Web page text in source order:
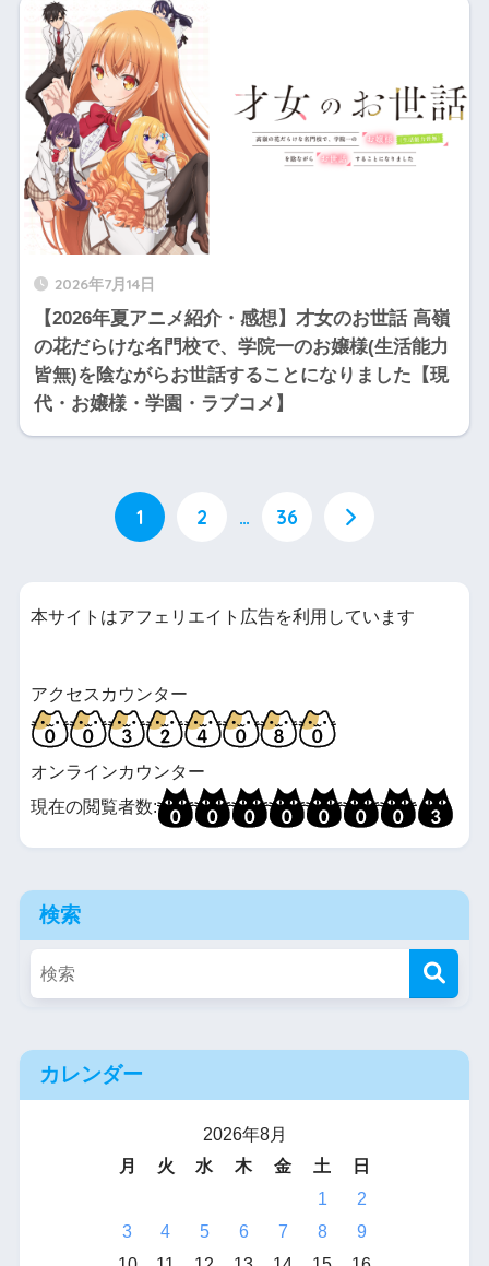
2026年7月14日
【2026年夏アニメ紹介・感想】才女のお世話 高嶺
の花だらけな名門校で、学院一のお嬢様(生活能力
皆無)を陰ながらお世話することになりました【現
代・お嬢様・学園・ラブコメ】
1 2 … 36
本サイトはアフェリエイト広告を利用しています
アクセスカウンター
オンラインカウンター
現在の閲覧者数:
検索
カレンダー
2026年8月
月
火 水 木 金 土
日
1
2
3
4 5 6 7 8
9